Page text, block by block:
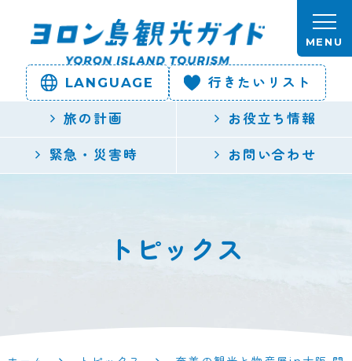
ヨロン島
観光ガイ
ド | 鹿児
端の与論
光サイト
LANGUAGE 行きたいリスト
旅の計画 お役立ち情報
緊急・災害時 お問い合わせ
MENU
トピックス